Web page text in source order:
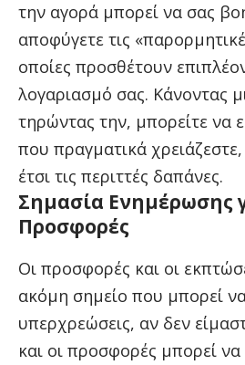
την αγορά μπορεί να σας
αποφύγετε τις
οποίες προσθέτουν
λογαριασμό σας. Κάνοντας
τηρώντας την, μπορείτε να
που πραγματικά
έτσι τις περιττές δαπάνες.
Σημασία Ενημέρωσης
Προσφορές
Οι προσφορές και οι
ακόμη σημείο που μπορεί
υπερχρεώσεις, αν δεν
και οι προσφορές μπορεί να